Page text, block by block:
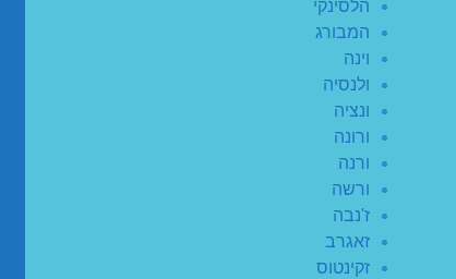
הלסינקי
המבורג
וינה
ולנסיה
ונציה
ורונה
ורנה
ורשה
ז'נבה
זאגרב
זקינטוס